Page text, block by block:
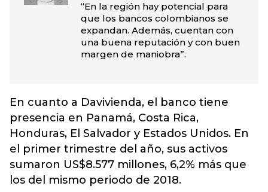
“En la región hay potencial para
que los bancos colombianos se
expandan. Además, cuentan con
una buena reputación y con buen
margen de maniobra”.
En cuanto a Davivienda, el banco tiene
presencia en Panamá, Costa Rica,
Honduras, El Salvador y Estados Unidos. En
el primer trimestre del año, sus activos
sumaron US$8.577 millones, 6,2% más que
los del mismo periodo de 2018.